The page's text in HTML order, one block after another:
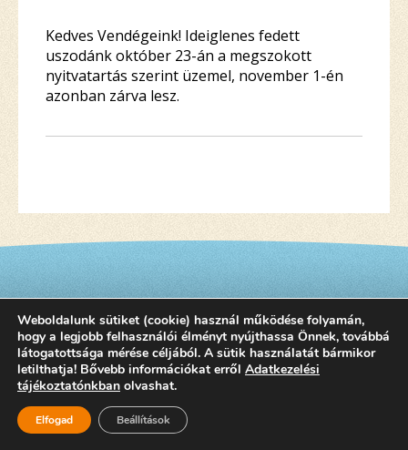
Kedves Vendégeink! Ideiglenes fedett
uszodánk október 23-án a megszokott
nyitvatartás szerint üzemel, november 1-én
azonban zárva lesz.
©2015 SZEKSZARDIFURDO.HU
Weboldalunk sütiket (cookie) használ működése folyamán,
hogy a legjobb felhasználói élményt nyújthassa Önnek, továbbá
látogatottsága mérése céljából. A sütik használatát bármikor
letilthatja! Bővebb információkat erről Adatkezelési
tájékoztatónkban olvashat.
Elfogad Beállítások